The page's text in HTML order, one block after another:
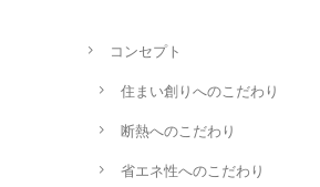
コンセプト
住まい創りへのこだわり
断熱へのこだわり
省エネ性へのこだわり